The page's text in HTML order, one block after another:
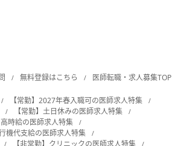
無料登録はこちら 医師転職・求人募集TOP
【常勤】2027年春入職可の医師求人特集
【常勤】土日休みの医師求人特集
高時給の医師求人特集
機代支給の医師求人特集
【非常勤】クリニックの医師求人特集